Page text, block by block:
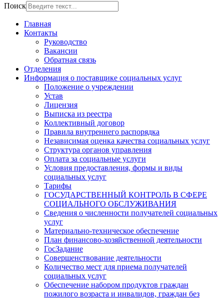
Поиск
Главная
Контакты
Руководство
Вакансии
Обратная связь
Отделения
Информация о поставщике социальных услуг
Положение о учреждении
Устав
Лицензия
Выписка из реестра
Коллективный договор
Правила внутреннего распорядка
Независимая оценка качества социальных услуг
Структура органов управления
Оплата за социальные услуги
Условия предоставления, формы и виды
социальных услуг
Тарифы
ГОСУДАРСТВЕННЫЙ КОНТРОЛЬ В СФЕРЕ
СОЦИАЛЬНОГО ОБСЛУЖИВАНИЯ
Сведения о численности получателей социальных
услуг
Материально-техническое обеспечение
План финансово-хозяйственной деятельности
ГосЗадание
Совершенствование деятельности
Количество мест для приема получателей
социальных услуг
Обеспечение набором продуктов граждан
пожилого возраста и инвалидов, граждан без